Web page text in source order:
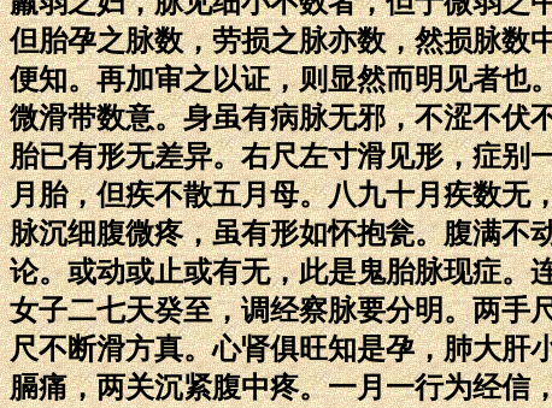
但胎孕之脉数，劳损之脉亦数，然损脉数
便知。再加审之以证，则显然而明见者也
微滑带数意。身虽有病脉无邪，不涩不伏
胎已有形无差异。右尺左寸滑见形，症别
月胎，但疾不散五月母。八九十月疾数无
脉沉细腹微疼，虽有形如怀抱瓮。腹满不
论。或动或止或有无，此是鬼胎脉现症。
女子二七天癸至，调经察脉要分明。两手
尺不断滑方真。心肾俱旺知是孕，肺大肝
膈痛，两关沉紧腹中疼。一月一行为经信